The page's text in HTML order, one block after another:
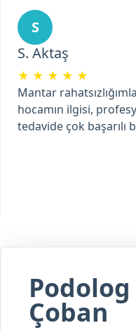
S
S. Aktaş
★ ★ ★ ★ ★
Mantar
hocamın ilgisi,
tedavide çok başarılı
Previous
Çoban